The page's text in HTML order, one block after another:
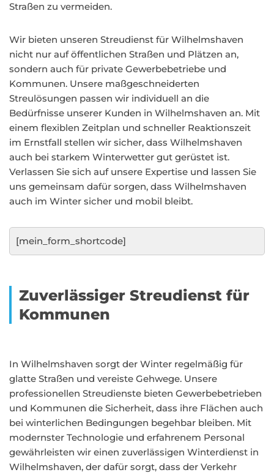
Straßen zu vermeiden.
Wir bieten unseren Streudienst für Wilhelmshaven
nicht nur auf öffentlichen Straßen und Plätzen an,
sondern auch für private Gewerbebetriebe und
Kommunen. Unsere maßgeschneiderten
Streulösungen passen wir individuell an die
Bedürfnisse unserer Kunden in Wilhelmshaven an. Mit
einem flexiblen Zeitplan und schneller Reaktionszeit
im Ernstfall stellen wir sicher, dass Wilhelmshaven
auch bei starkem Winterwetter gut gerüstet ist.
Verlassen Sie sich auf unsere Expertise und lassen Sie
uns gemeinsam dafür sorgen, dass Wilhelmshaven
auch im Winter sicher und mobil bleibt.
[mein_form_shortcode]
Zuverlässiger Streudienst für
Kommunen
In Wilhelmshaven sorgt der Winter regelmäßig für
glatte Straßen und vereiste Gehwege. Unsere
professionellen Streudienste bieten Gewerbebetrieben
und Kommunen die Sicherheit, dass ihre Flächen auch
bei winterlichen Bedingungen begehbar bleiben. Mit
modernster Technologie und erfahrenem Personal
gewährleisten wir einen zuverlässigen Winterdienst in
Wilhelmshaven, der dafür sorgt, dass der Verkehr